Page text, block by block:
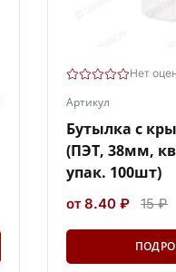
Нет
Артикул
Бутылка с
(ПЭТ, 38мм,
упак. 100шт)
от 8.40 ₽ 15 ₽